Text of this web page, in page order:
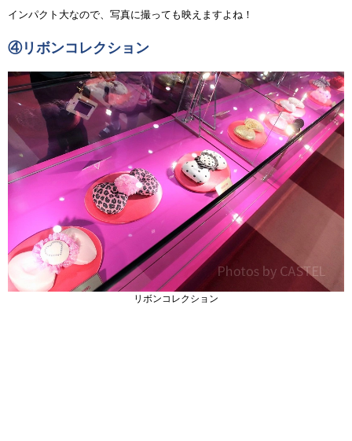
インパクト大なので、写真に撮っても映えますよね！
④リボンコレクション
リボンコレクション